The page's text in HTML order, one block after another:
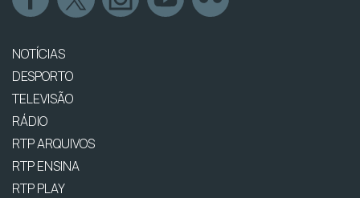
NOTÍCIAS
DESPORTO
TELEVISÃO
RÁDIO
RTP ARQUIVOS
RTP ENSINA
RTP PLAY